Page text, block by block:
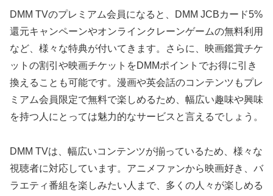
DMM TVのプレミアム会員になると、DMM JCBカード5%
還元キャンペーンやオンラインクレーンゲームの無料利用
など、様々な特典が付いてきます。さらに、映画鑑賞チケ
ットの割引や映画チケットをDMMポイントでお得に引き
換えることも可能です。漫画や英会話のコンテンツもプレ
ミアム会員限定で無料で楽しめるため、幅広い趣味や興味
を持つ人にとっては魅力的なサービスと言えるでしょう。
DMM TVは、幅広いコンテンツが揃っているため、様々な
視聴者に対応しています。アニメファンから映画好き、バ
ラエティ番組を楽しみたい人まで、多くの人々が楽しめる